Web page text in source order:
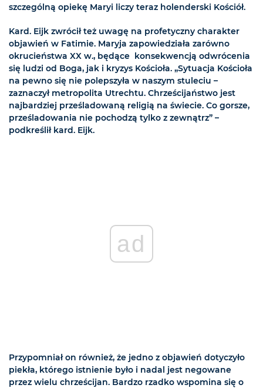
szczególną opiekę Maryi liczy teraz holenderski Kościół.
Kard. Eijk zwrócił też uwagę na profetyczny charakter
objawień w Fatimie. Maryja zapowiedziała zarówno
okrucieństwa XX w., będące konsekwencją odwrócenia
się ludzi od Boga, jak i kryzys Kościoła. „Sytuacja Kościoła
na pewno się nie polepszyła w naszym stuleciu –
zaznaczył metropolita Utrechtu. Chrześcijaństwo jest
najbardziej prześladowaną religią na świecie. Co gorsze,
prześladowania nie pochodzą tylko z zewnątrz” –
podkreślił kard. Eijk.
ad
Przypomniał on również, że jedno z objawień dotyczyło
piekła, którego istnienie było i nadal jest negowane
przez wielu chrześcijan. Bardzo rzadko wspomina się o